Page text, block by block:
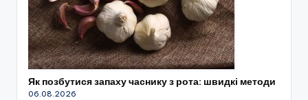
Як позбутися запаху часнику з рота: швидкі методи
06.08.2026